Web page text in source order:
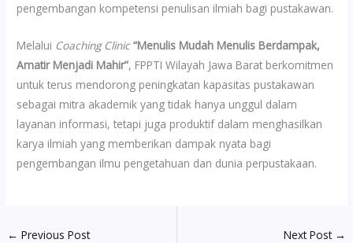
pengembangan kompetensi penulisan ilmiah bagi pustakawan.
Melalui Coaching Clinic “Menulis Mudah Menulis Berdampak,
Amatir Menjadi Mahir”, FPPTI Wilayah Jawa Barat berkomitmen
untuk terus mendorong peningkatan kapasitas pustakawan
sebagai mitra akademik yang tidak hanya unggul dalam
layanan informasi, tetapi juga produktif dalam menghasilkan
karya ilmiah yang memberikan dampak nyata bagi
pengembangan ilmu pengetahuan dan dunia perpustakaan.
← Previous Post Next Post →